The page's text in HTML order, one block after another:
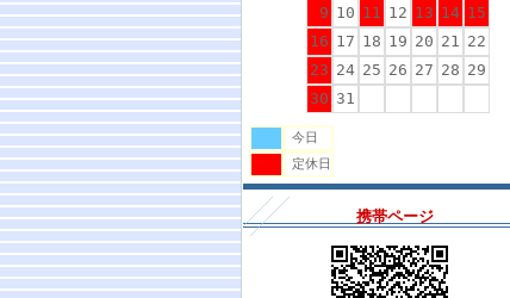
9 10 11 12 13 14 15
16 17 18 19 20 21 22
23 24 25 26 27 28 29
30 31
今日
定休日
携帯ページ